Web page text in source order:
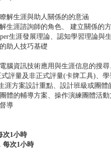
解生涯與助人關係的的意涵
生涯諮詢師的角色、 建立關係的
生涯發展理論、認知學習理論
助人技巧基礎
腦資訊技術應用與生涯信息的搜
評量及非正式評量(卡牌工具)、
涯方案設計重點、設計班級或團
體的輔導方案、操作演練團體活動
導
次1小時
每次1小時